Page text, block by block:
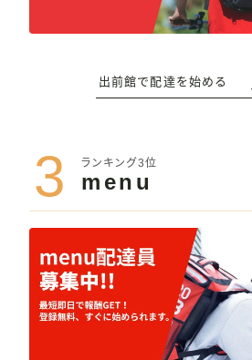
出前館で配達を始める
3 ランキング3位
menu